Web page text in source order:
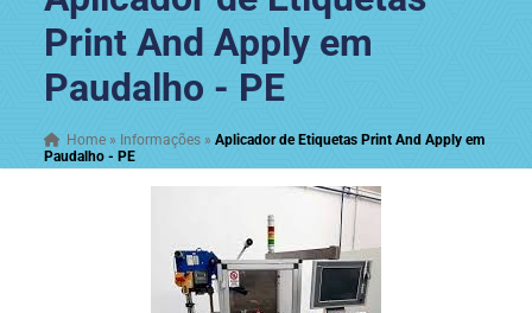
Print And Apply em
Paudalho - PE
Home » Informações »Aplicador de Etiquetas Print And Apply em
Paudalho - PE